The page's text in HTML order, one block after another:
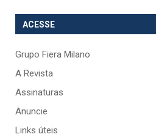
ACESSE
Grupo Fiera Milano
A Revista
Assinaturas
Anuncie
Links úteis